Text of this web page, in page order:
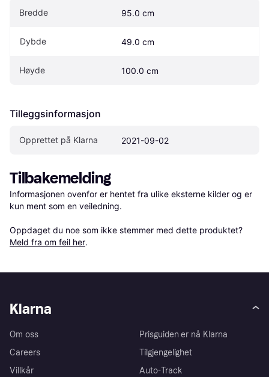
Bredde 95.0 cm
Dybde 49.0 cm
Høyde 100.0 cm
Tilleggsinformasjon
Opprettet på Klarna 2021-09-02
Tilbakemelding
Informasjonen ovenfor er hentet fra ulike eksterne kilder og er
kun ment som en veiledning.
Oppdaget du noe som ikke stemmer med dette produktet?
Meld fra om feil her.
Klarna
Om oss
Careers
Villkår
Prisguiden er nå Klarna
Tilgjengelighet
Auto-Track